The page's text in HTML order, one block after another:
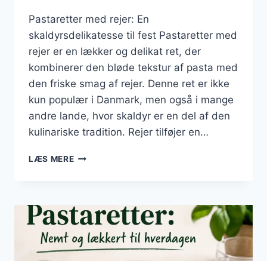
Pastaretter med rejer: En
skaldyrsdelikatesse til fest Pastaretter med
rejer er en lækker og delikat ret, der
kombinerer den bløde tekstur af pasta med
den friske smag af rejer. Denne ret er ikke
kun populær i Danmark, men også i mange
andre lande, hvor skaldyr er en del af den
kulinariske tradition. Rejer tilføjer en…
LÆS MEREPASTARETTER
SKALDYRSDELIKATESSE